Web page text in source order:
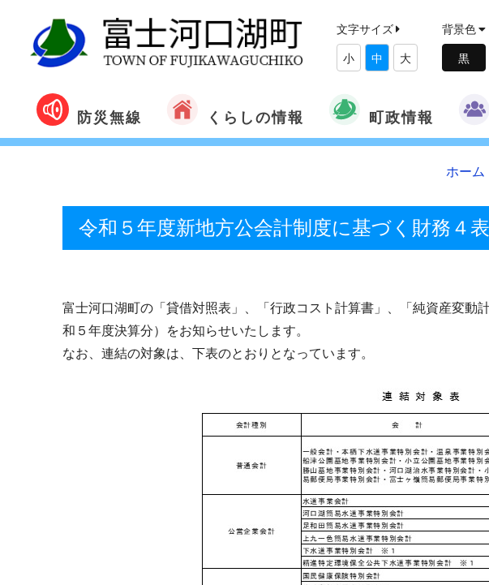
文字サイズ
小 中 大
背景色
防災無線 くらしの情報 町政情報
ホーム
令和５年度新地方公会計制度に基づく財務４表
富士河口湖町の「貸借対照表」、「行政コスト計算書」、「純資産変動
和５年度決算分）をお知らせいたします。
なお、 連結の対象は、下表のとおりとなっています。